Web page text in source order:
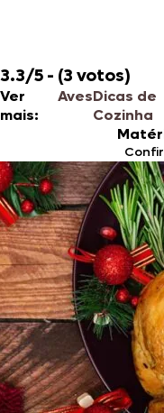
3.3/5 - (3 votos)
Ver
mais:
AvesDicas de
Cozinha